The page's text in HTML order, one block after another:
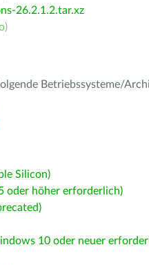
26.2.1.2.tar.xz
)
Betriebssysteme/
Silicon)
oder höher erforderlich)
10 oder neuer